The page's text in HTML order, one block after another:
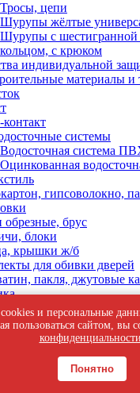
Тросы, цепи
Шурупы жёлтые
Шурупы с шестигранной
кольцом, с крюком
индивидуальной
материалы и
контакт
системы
Водосточная система
Оцинкованная
гипсоволокно,
обрезные, брус
блоки
крышки ж/б
для обивки дверей
пакля, джутовые
сетки
Сетка-рабица
Сетка ЦПВС
стекло
и персональные
пользоваться сайтом, вы
конфиденциальности
Понятно